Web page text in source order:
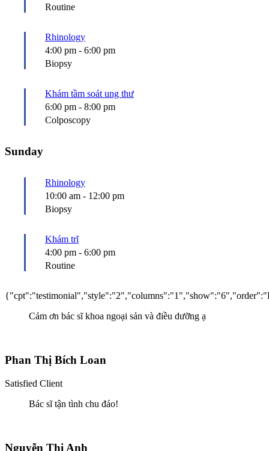
Routine
Rhinology
4:00 pm - 6:00 pm
Biopsy
Khám tầm soát ung thư
6:00 pm - 8:00 pm
Colposcopy
Sunday
Rhinology
10:00 am - 12:00 pm
Biopsy
Khám trĩ
4:00 pm - 6:00 pm
Routine
Cảm ơn bác sĩ khoa ngoại sản và điều dưỡng ạ
Phan Thị Bích Loan
Satisfied Client
Bác sĩ tận tình chu đáo!
Nguyễn Thị Anh